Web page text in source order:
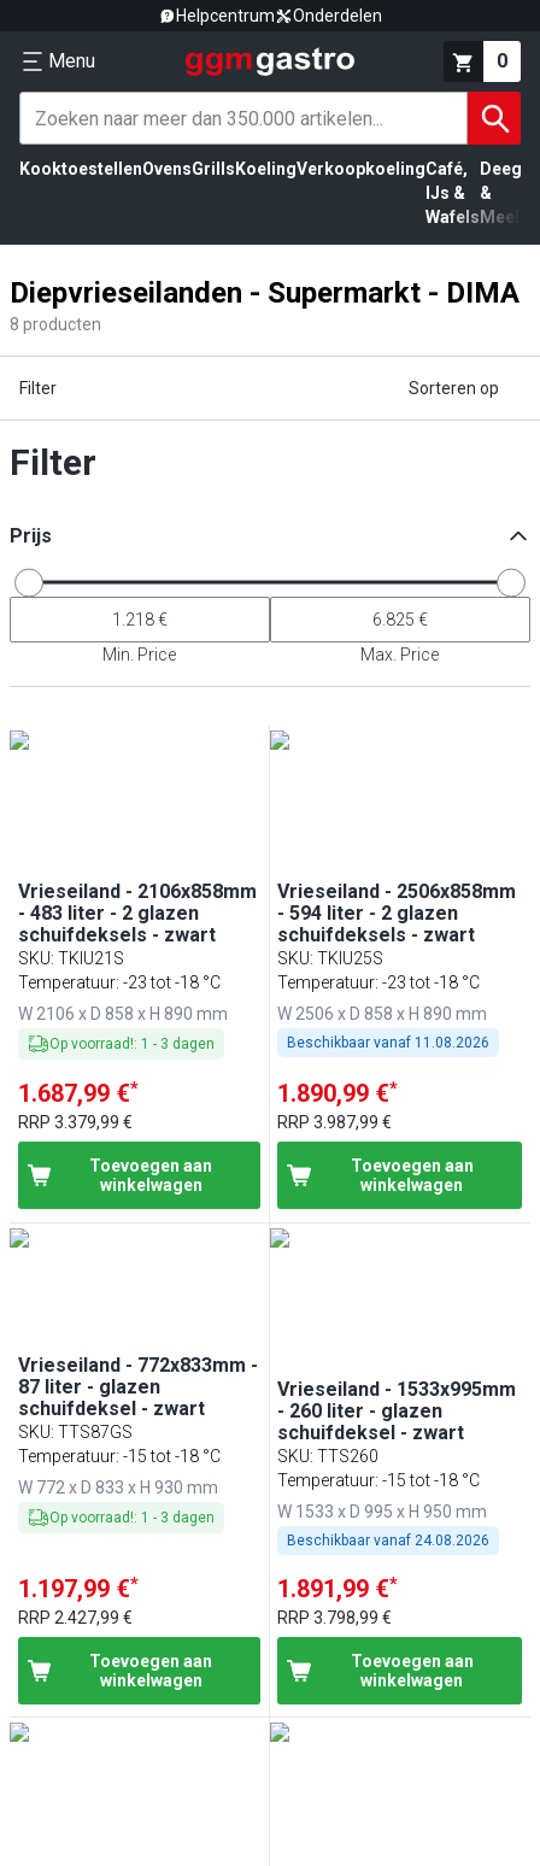
Helpcentrum Onderdelen
Menu 0
KooktoestellenOvensGrills KoelingVerkoopkoelingCafé,
IJs &
Wafels
Deeg
&
Meel
Diepvrieseilanden - Supermarkt - DIMA
8 producten
Filter Sorteren op
Filter
Prijs
Min. Price Max. Price
Vrieseiland - 2106x858mm
- 483 liter - 2 glazen
schuifdeksels - zwart
SKU: TKIU21S
Temperatuur: -23 tot -18 °C
W 2106 x D 858 x H 890 mm
Op voorraad!: 1 - 3 dagen
1.687,99 €*
RRP 3.379,99 €
Toevoegen aan
winkelwagen
Vrieseiland - 2506x858mm
- 594 liter - 2 glazen
schuifdeksels - zwart
SKU:TKIU25S
Temperatuur: -23 tot -18 °C
W 2506 x D 858 x H 890 mm
Beschikbaar vanaf 11.08.2026
1.890,99 €*
RRP3.987,99 €
Toevoegen aan
winkelwagen
Vrieseiland - 772x833mm -
87 liter - glazen
schuifdeksel - zwart
SKU: TTS87GS
Temperatuur: -15 tot -18 °C
W 772 x D 833 x H 930 mm
Op voorraad!: 1 - 3 dagen
1.197,99 €*
RRP 2.427,99 €
Toevoegen aan
winkelwagen
Vrieseiland - 1533x995mm
- 260 liter - glazen
schuifdeksel - zwart
SKU:TTS260
Temperatuur: -15 tot -18 °C
W 1533 x D 995 x H 950 mm
Beschikbaar vanaf 24.08.2026
1.891,99 €*
RRP3.798,99 €
Toevoegen aan
winkelwagen